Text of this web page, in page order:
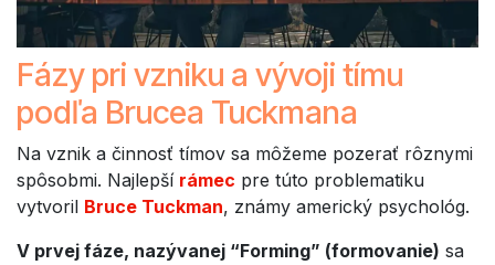
Fázy pri vzniku a vývoji tímu
podľa Brucea Tuckmana
Na vznik a činnosť tímov sa môžeme pozerať rôznymi
spôsobmi. Najlepší rámec pre túto problematiku
vytvoril Bruce Tuckman, známy americký psychológ.
V prvej fáze, nazývanej “Forming” (formovanie) sa